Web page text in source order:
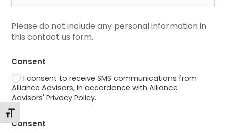
Toggle Font size
Please do not include any personal information in
this contact us form.
Consent
I consent to receive SMS communications from
Alliance Advisors, in accordance with Alliance
Advisors' Privacy Policy.
Consent